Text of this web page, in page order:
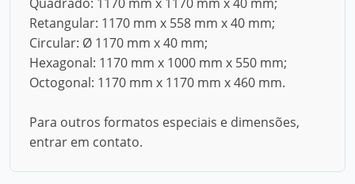
Retangular: 1170 mm x 558 mm x 40 mm;
Circular: Ø 1170 mm x 40 mm;
Hexagonal: 1170 mm x 1000 mm x 550 mm;
Octogonal: 1170 mm x 1170 mm x 460 mm.
Para outros formatos especiais e dimensões,
entrar em contato.